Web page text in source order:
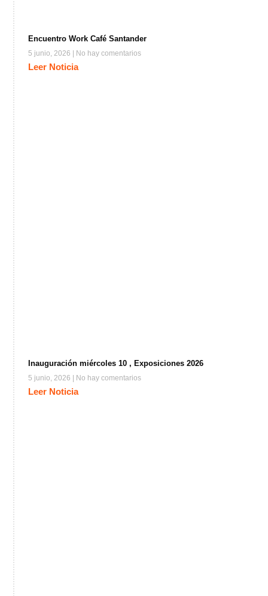
Encuentro Work Café Santander
5 junio, 2026 No hay comentarios
Leer Noticia
Inauguración miércoles 10 , Exposiciones 2026
5 junio, 2026 No hay comentarios
Leer Noticia